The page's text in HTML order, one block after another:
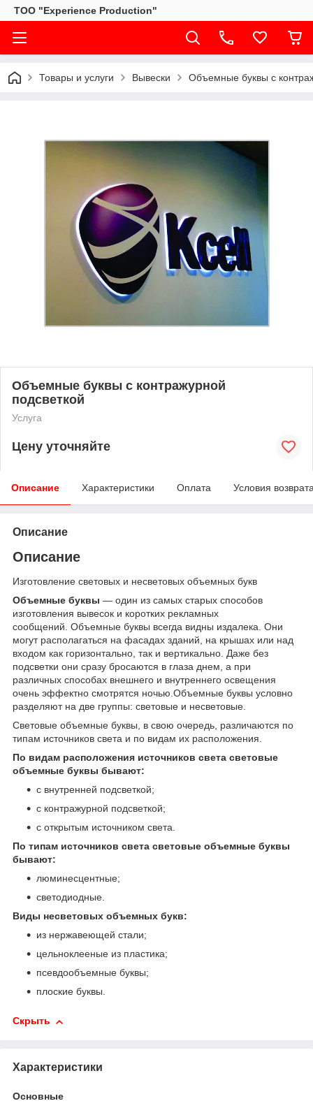
ТОО "Experience Production"
Товары и услуги Вывески Объемные буквы с
Объемные буквы с контражурной
подсветкой
Услуга
Цену уточняйте
Описание Характеристики Оплата Условия
Описание
Описание
Изготовление световых и несветовых объемных букв
Объемные буквы ― один из самых старых способов
изготовления вывесок и коротких рекламных
сообщений. Объемные буквы всегда видны издалека. Они
могут располагаться на фасадах зданий, на крышах или над
входом как горизонтально, так и вертикально. Даже без
подсветки они сразу бросаются в глаза днем, а при
различных способах внешнего и внутреннего освещения
очень эффектно смотрятся ночью.Объемные буквы условно
разделяют на две группы: световые и несветовые.
Световые объемные буквы, в свою очередь, различаются по
типам источников света и по видам их расположения.
По видам расположения источников света световые
объемные буквы бывают:
с внутренней подсветкой;
с контражурной подсветкой;
с открытым источником света.
По типам источников света световые объемные буквы
бывают:
люминесцентные;
светодиодные.
Виды несветовых объемных букв:
из нержавеющей стали;
цельноклееные из пластика;
псевдообъемные буквы;
плоские буквы.
Скрыть
Характеристики
Основные